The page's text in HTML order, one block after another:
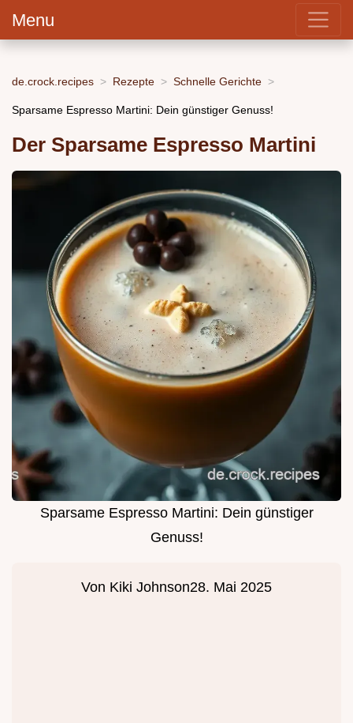
Menu
de.crock.recipes Rezepte Schnelle Gerichte
Sparsame Espresso Martini: Dein günstiger Genuss!
Der Sparsame Espresso Martini
Sparsame Espresso Martini: Dein günstiger
Genuss!
Von Kiki Johnson28. Mai 2025